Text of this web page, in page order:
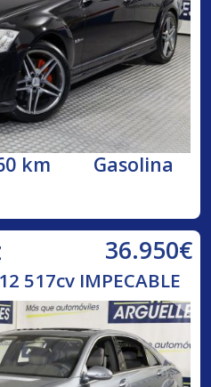
km Gasolina
36.950€
517cv IMPECABLE